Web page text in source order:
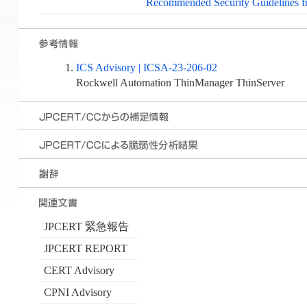
Recommended Security
ICS Advisory | ICSA-23-206-02
Rockwell Automation ThinManager ThinServer
JPCERT 緊急報告
JPCERT REPORT
CERT Advisory
CPNI Advisory